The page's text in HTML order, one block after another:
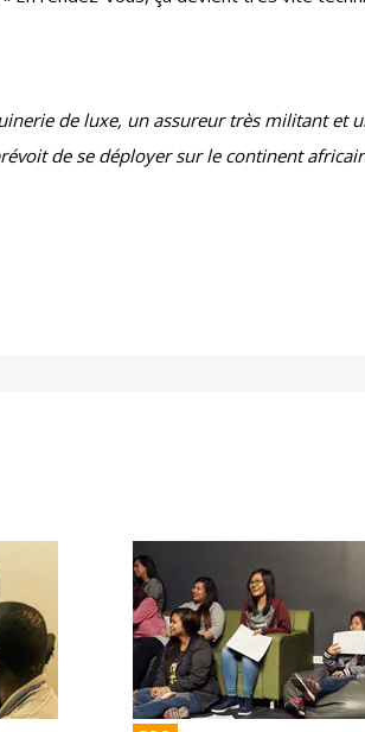
de luxe, un assureur très militant et
de se déployer sur le continent